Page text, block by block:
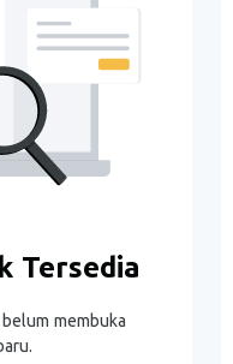
Tersedia
membuka